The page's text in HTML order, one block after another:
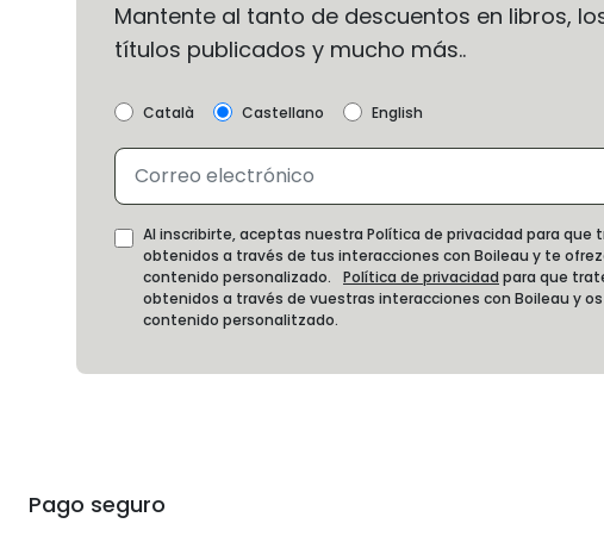
Mantente al tanto de descuentos en libros,
títulos publicados y mucho más..
Català Castellano English
Al inscribirte, aceptas nuestra Política de privacidad para que
obtenidos a través de tus interacciones con Boileau y te
contenido personalizado. Política de privacidad para que
obtenidos a través de vuestras interacciones con Boileau y
contenido personalitzado.
Pago seguro